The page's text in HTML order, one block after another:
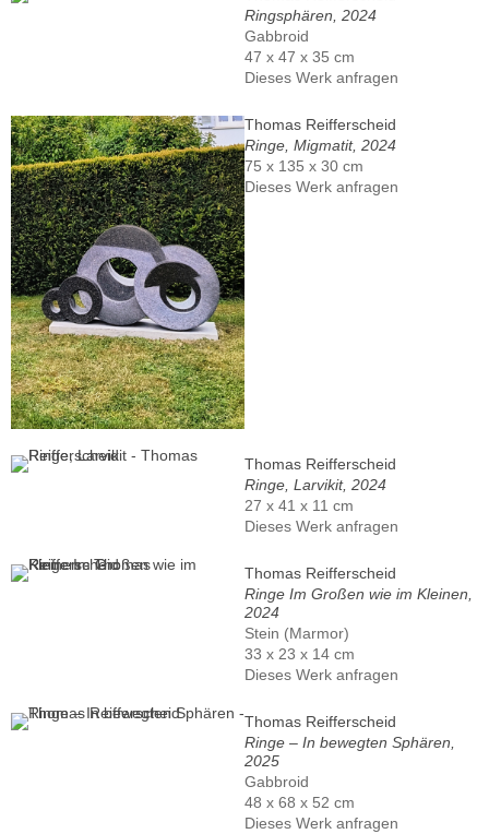
Ringsphären, 2024
Gabbroid
47 x 47 x 35 cm
Dieses Werk anfragen
Thomas Reifferscheid
Ringe, Migmatit, 2024
75 x 135 x 30 cm
Dieses Werk anfragen
Thomas Reifferscheid
Ringe, Larvikit, 2024
27 x 41 x 11 cm
Dieses Werk anfragen
Thomas Reifferscheid
Ringe Im Großen wie im Kleinen,
2024
Stein (Marmor)
33 x 23 x 14 cm
Dieses Werk anfragen
Thomas Reifferscheid
Ringe – In bewegten Sphären,
2025
Gabbroid
48 x 68 x 52 cm
Dieses Werk anfragen